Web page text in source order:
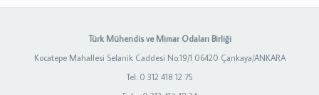
Türk Mühendis ve Mimar Odaları Birliği
Kocatepe Mahallesi Selanik Caddesi No:19/1 06420 Çankaya/ANKARA
Tel: 0 312 418 12 75